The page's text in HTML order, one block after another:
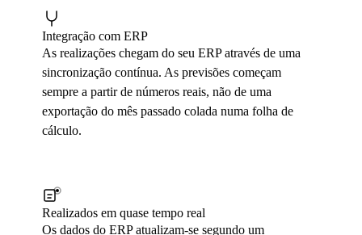
Integração com ERP
As realizações chegam do seu ERP através de uma
sincronização contínua. As previsões começam
sempre a partir de números reais, não de uma
exportação do mês passado colada numa folha de
cálculo.
Realizados em quase tempo real
Os dados do ERP atualizam-se segundo um